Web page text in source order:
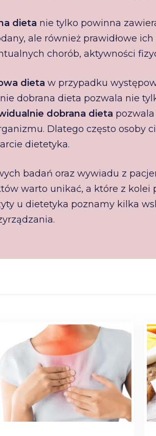
dieta nie tylko powinna
ale również prawidłowe
chorób, aktywności
dieta w przypadku
dobrana dieta pozwala nie
dobrana dieta
Dlatego często osoby
dietetyka.
badań oraz wywiadu z
warto unikać, a które z
u dietetyka poznamy kilka